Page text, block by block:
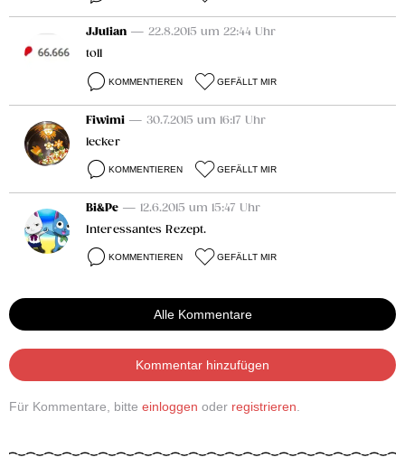
JJulian — 22.8.2015 um 22:44 Uhr
toll
KOMMENTIEREN GEFÄLLT MIR
Fiwimi — 30.7.2015 um 16:17 Uhr
lecker
KOMMENTIEREN GEFÄLLT MIR
Bi&Pe — 12.6.2015 um 15:47 Uhr
Interessantes Rezept.
KOMMENTIEREN GEFÄLLT MIR
Alle Kommentare
Kommentar hinzufügen
Für Kommentare, bitte einloggen oder registrieren